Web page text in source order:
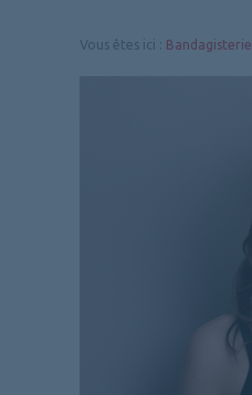
Vous êtes ici Bandagisterie